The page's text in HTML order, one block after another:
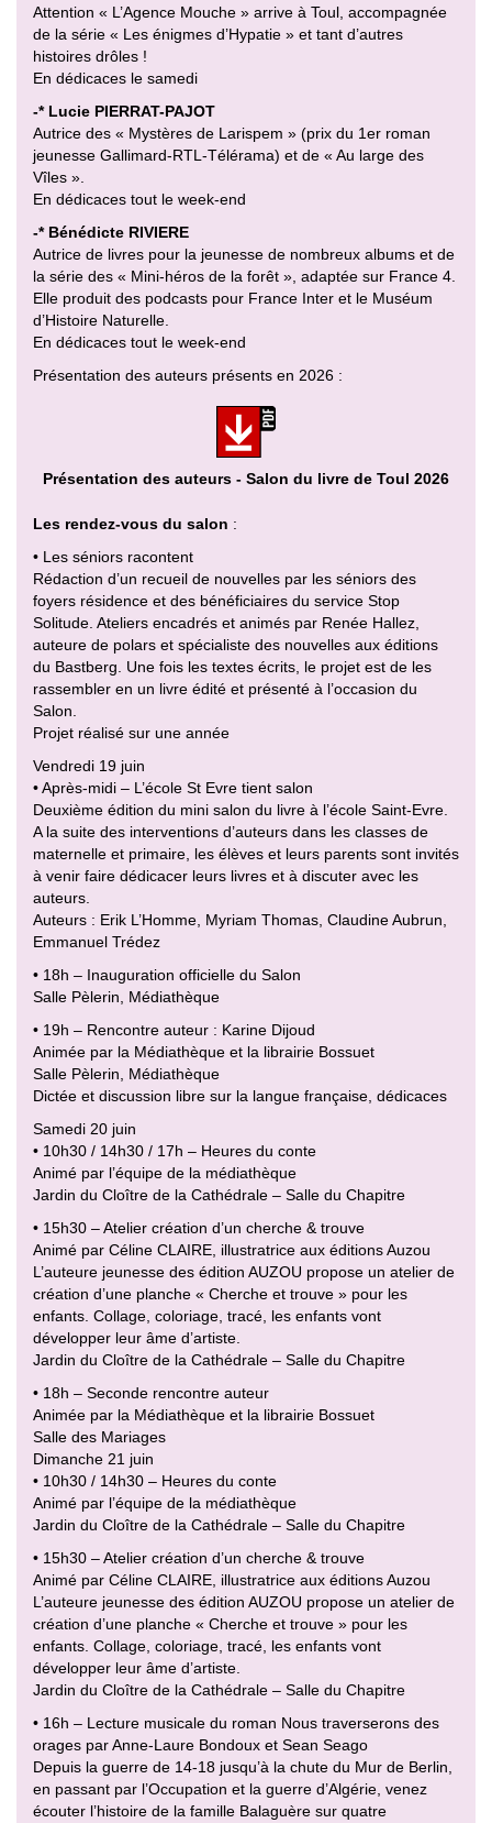
Attention « L’Agence Mouche » arrive à Toul, accompagnée
de la série « Les énigmes d’Hypatie » et tant d’autres
histoires drôles !
En dédicaces le samedi
-* Lucie PIERRAT-PAJOT
Autrice des « Mystères de Larispem » (prix du 1er roman
jeunesse Gallimard-RTL-Télérama) et de « Au large des
Vîles ».
En dédicaces tout le week-end
-* Bénédicte RIVIERE
Autrice de livres pour la jeunesse de nombreux albums et de
la série des « Mini-héros de la forêt », adaptée sur France 4.
Elle produit des podcasts pour France Inter et le Muséum
d’Histoire Naturelle.
En dédicaces tout le week-end
Présentation des auteurs présents en 2026 :
Présentation des auteurs - Salon du livre de Toul 2026
Les rendez-vous du salon :
• Les séniors racontent
Rédaction d’un recueil de nouvelles par les séniors des
foyers résidence et des bénéficiaires du service Stop
Solitude. Ateliers encadrés et animés par Renée Hallez,
auteure de polars et spécialiste des nouvelles aux éditions
du Bastberg. Une fois les textes écrits, le projet est de les
rassembler en un livre édité et présenté à l’occasion du
Salon.
Projet réalisé sur une année
Vendredi 19 juin
• Après-midi – L’école St Evre tient salon
Deuxième édition du mini salon du livre à l’école Saint-Evre.
A la suite des interventions d’auteurs dans les classes de
maternelle et primaire, les élèves et leurs parents sont invités
à venir faire dédicacer leurs livres et à discuter avec les
auteurs.
Auteurs : Erik L’Homme, Myriam Thomas, Claudine Aubrun,
Emmanuel Trédez
• 18h – Inauguration officielle du Salon
Salle Pèlerin, Médiathèque
• 19h – Rencontre auteur : Karine Dijoud
Animée par la Médiathèque et la librairie Bossuet
Salle Pèlerin, Médiathèque
Dictée et discussion libre sur la langue française, dédicaces
Samedi 20 juin
• 10h30 / 14h30 / 17h – Heures du conte
Animé par l’équipe de la médiathèque
Jardin du Cloître de la Cathédrale – Salle du Chapitre
• 15h30 – Atelier création d’un cherche & trouve
Animé par Céline CLAIRE, illustratrice aux éditions Auzou
L’auteure jeunesse des édition AUZOU propose un atelier de
création d’une planche « Cherche et trouve » pour les
enfants. Collage, coloriage, tracé, les enfants vont
développer leur âme d’artiste.
Jardin du Cloître de la Cathédrale – Salle du Chapitre
• 18h – Seconde rencontre auteur
Animée par la Médiathèque et la librairie Bossuet
Salle des Mariages
Dimanche 21 juin
• 10h30 / 14h30 – Heures du conte
Animé par l’équipe de la médiathèque
Jardin du Cloître de la Cathédrale – Salle du Chapitre
• 15h30 – Atelier création d’un cherche & trouve
Animé par Céline CLAIRE, illustratrice aux éditions Auzou
L’auteure jeunesse des édition AUZOU propose un atelier de
création d’une planche « Cherche et trouve » pour les
enfants. Collage, coloriage, tracé, les enfants vont
développer leur âme d’artiste.
Jardin du Cloître de la Cathédrale – Salle du Chapitre
• 16h – Lecture musicale du roman Nous traverserons des
orages par Anne-Laure Bondoux et Sean Seago
Depuis la guerre de 14-18 jusqu’à la chute du Mur de Berlin,
en passant par l’Occupation et la guerre d’Algérie, venez
écouter l’histoire de la famille Balaguère sur quatre